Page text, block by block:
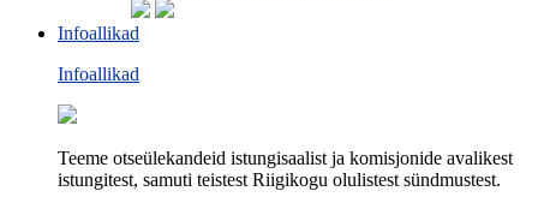
Infoallikad
Infoallikad
Teeme otseülekandeid istungisaalist ja komisjonide avalikest
istungitest, samuti teistest Riigikogu olulistest sündmustest.